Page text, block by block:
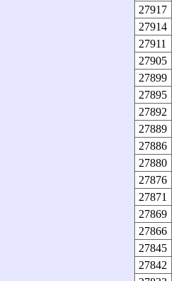
27917
27914
27911
27905
27899
27895
27892
27889
27886
27880
27876
27871
27869
27866
27845
27842